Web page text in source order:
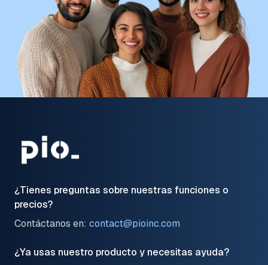
¿Tienes preguntas sobre nuestras funciones o
precios?
Contáctanos en: contact@pioinc.com
¿Ya usas nuestro producto y necesitas ayuda?